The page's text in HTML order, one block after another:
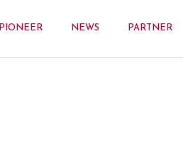
PIONEER NEWS PARTNER